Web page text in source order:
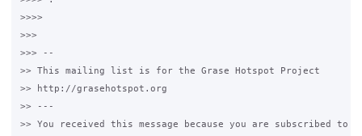
>>>>
>>>
>>> --
>> This mailing list is for the Grase Hotspot Project
>> http://grasehotspot.org
>> ---
>> You received this message because you are subscribed to